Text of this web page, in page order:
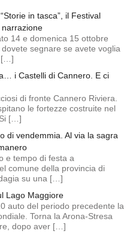
in tasca”, il Festival
14 e domenica 15 ottobre
segnare se avete voglia
[…]
i Castelli di Cannero. E ci
di fronte Cannero Riviera.
le fortezze costruite nel
[…]
di vendemmia. Al via la sagra
e tempo di festa a
comune della provincia di
su una […]
Lago Maggiore
auto del periodo precedente la
Torna la Arona-Stresa
dopo aver […]